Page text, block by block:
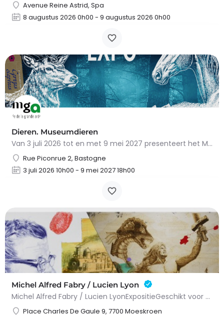
Avenue Reine Astrid, Spa
8 augustus 2026 0h00 - 9 augustus 2026 0h00
Dieren. Museumdieren
Van 3 juli 2026 tot en met 9 mei 2027 presenteert het Museum van de Grote Ardennen in Bastogne het…
Rue Piconrue 2, Bastogne
3 juli 2026 10h00 - 9 mei 2027 18h00
Michel Alfred Fabry / Lucien Lyon
Michel Alfred Fabry / Lucien LyonExpositieGeschikt voor alle leeftijden.Michel Alfred Fabry en Lucien Lyon…
Place Charles De Gaule 9, 7700 Moeskroen